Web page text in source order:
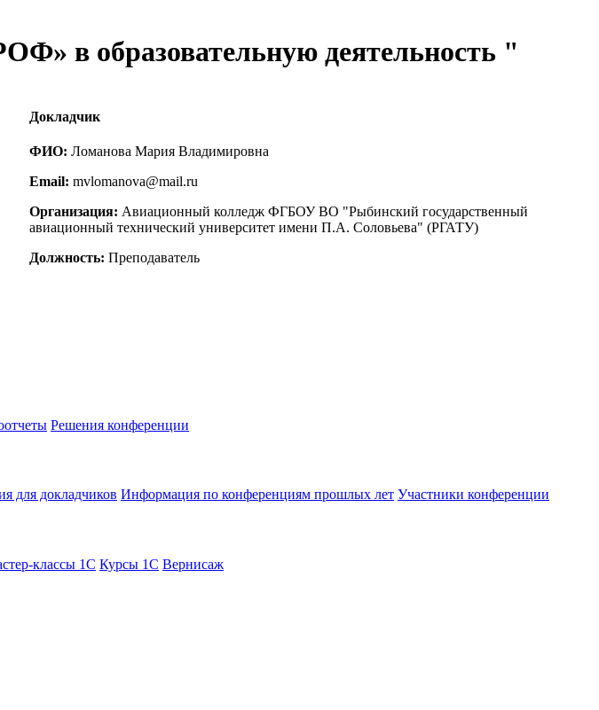
в образовательную деятельность "
Докладчик
ФИО: Ломанова Мария Владимировна
Email: mvlomanova@mail.ru
Организация: Авиационный колледж ФГБОУ ВО "Рыбинский государственный
авиационный технический университет имени П.А. Соловьева" (РГАТУ)
Должность: Преподаватель
Решения конференции
для докладчиков Информация по конференциям прошлых лет Участники конференции
классы 1С Курсы 1С Вернисаж